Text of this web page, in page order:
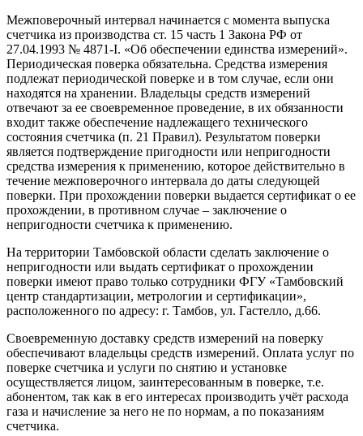
Межповерочный интервал начинается с момента выпуска
счетчика из производства ст. 15 часть 1 Закона РФ от
27.04.1993 № 4871-I. «Об обеспечении единства измерений».
Периодическая поверка обязательна. Средства измерения
подлежат периодической поверке и в том случае, если они
находятся на хранении. Владельцы средств измерений
отвечают за ее своевременное проведение, в их обязанности
входит также обеспечение надлежащего технического
состояния счетчика (п. 21 Правил). Результатом поверки
является подтверждение пригодности или непригодности
средства измерения к применению, которое действительно в
течение межповерочного интервала до даты следующей
поверки. При прохождении поверки выдается сертификат о ее
прохождении, в противном случае – заключение о
непригодности счетчика к применению.
На территории Тамбовской области сделать заключение о
непригодности или выдать сертификат о прохождении
поверки имеют право только сотрудники ФГУ «Тамбовский
центр стандартизации, метрологии и сертификации»,
расположенного по адресу: г. Тамбов, ул. Гастелло, д.66.
Своевременную доставку средств измерений на поверку
обеспечивают владельцы средств измерений. Оплата услуг по
поверке счетчика и услуги по снятию и установке
осуществляется лицом, заинтересованным в поверке, т.е.
абонентом, так как в его интересах производить учёт расхода
газа и начисление за него не по нормам, а по показаниям
счетчика.